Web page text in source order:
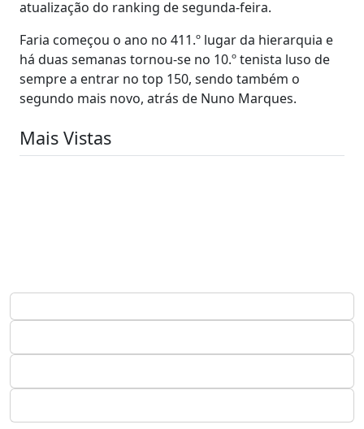
atualização do ranking de segunda-feira.
Faria começou o ano no 411.º lugar da hierarquia e
há duas semanas tornou-se no 10.º tenista luso de
sempre a entrar no top 150, sendo também o
segundo mais novo, atrás de Nuno Marques.
Mais Vistas